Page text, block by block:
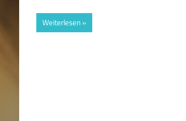
Weiterlesen